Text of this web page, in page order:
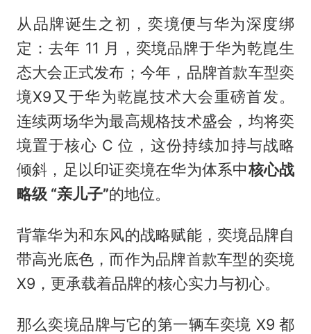
从品牌诞生之初，奕境便与华为深度绑
定：去年 11 月，奕境品牌于华为乾崑生
态大会正式发布；今年，品牌首款车型奕
境X9又于华为乾崑技术大会重磅首发。
连续两场华为最高规格技术盛会，均将奕
境置于核心 C 位，这份持续加持与战略
倾斜，足以印证奕境在华为体系中核心战
略级 “亲儿子”的地位。
背靠华为和东风的战略赋能，奕境品牌自
带高光底色，而作为品牌首款车型的奕境
X9，更承载着品牌的核心实力与初心。
那么奕境品牌与它的第一辆车奕境 X9 都